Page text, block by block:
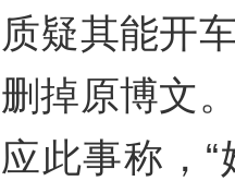
质疑其能开
删掉原博文
应此事称，